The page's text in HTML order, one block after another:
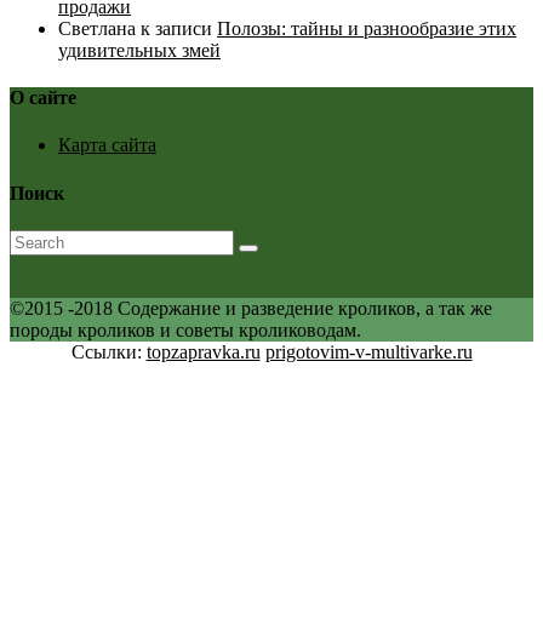
продажи
Светлана к записи Полозы: тайны и разнообразие этих
удивительных змей
О сайте
Карта сайта
Поиск
©2015 -2018 Содержание и разведение кроликов, а так же
породы кроликов и советы кролиководам.
Ссылки: topzapravka.ru prigotovim-v-multivarke.ru